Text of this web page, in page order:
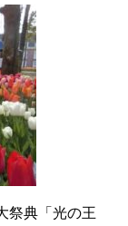
祭典「光の王